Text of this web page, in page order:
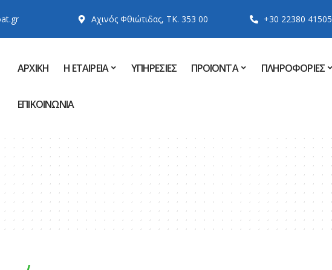
Αχινός Φθιώτιδας, ΤK. 353 00 +30 22380 41505
ΑΡΧΙΚΗ Η ΕΤΑΙΡΕΙΑ ΥΠΗΡΕΣΙΕΣ ΠΡΟΪΟΝΤΑ ΠΛΗΡΟΦΟΡΙΕΣ
ΕΠΙΚΟΙΝΩΝΙΑ